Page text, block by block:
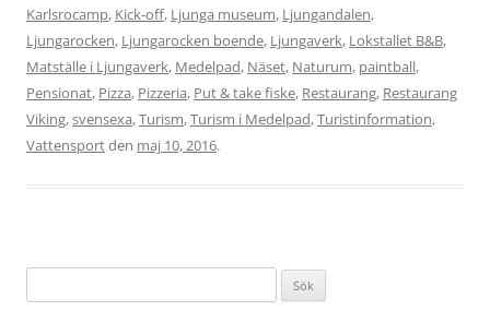
Karlsrocamp, Kick-off, Ljunga museum, Ljungandalen,
Ljungarocken, Ljungarocken boende, Ljungaverk, Lokstallet B&B,
Matställe i Ljungaverk, Medelpad, Näset, Naturum, paintball,
Pensionat, Pizza, Pizzeria, Put & take fiske, Restaurang, Restaurang
Viking,svensexa,Turism,Turism i Medelpad,Turistinformation,
Vattensportden maj 10, 2016.
efter: